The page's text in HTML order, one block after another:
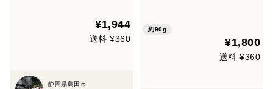
¥1,944
送料 ¥360
静岡県島田市
0%
約90g
¥1,800
送料 ¥360